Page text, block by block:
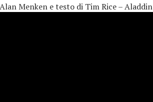
Menken e testo di Tim Rice – Aladdin